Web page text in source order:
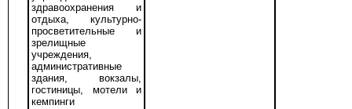
здравоохранения и
отдыха, культурно-
просветительные и
зрелищные
учреждения,
административные
здания, вокзалы,
гостиницы, мотели и
кемпинги